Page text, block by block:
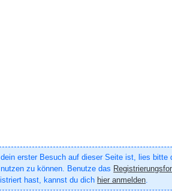
erster Besuch auf dieser Seite ist, lies bitte
zu können. Benutze das
hast, kannst du dich hier anmelden.